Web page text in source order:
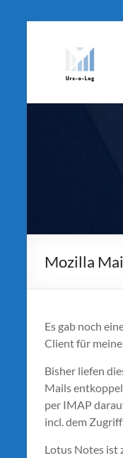
Mozilla
Es gab noch
Client für
Bisher liefen
Mails
per IMAP
incl. dem
Lotus Notes ist